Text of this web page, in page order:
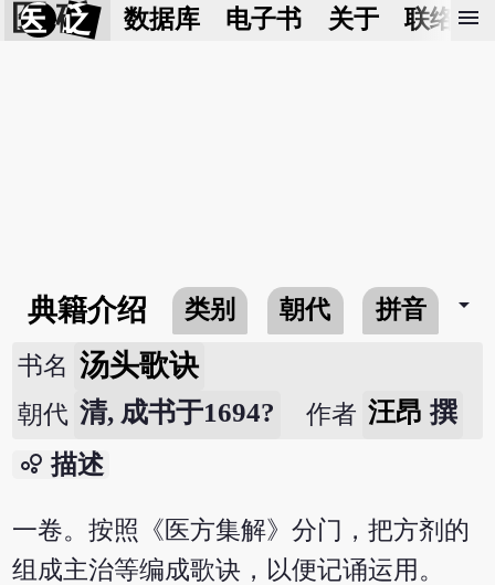
医 砭 数据库 电子书 关于 联络我
menu
典籍介绍 类别 朝代 拼音 arrow_drop_down
书名 汤头歌诀
朝代 清, 成书于1694? 作者 汪昂 撰
bubble_chart 描述
一卷。按照《医方集解》分门，把方剂的
组成主治等编成歌诀，以便记诵运用。